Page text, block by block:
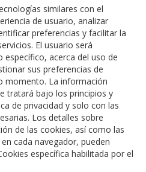
similares con el
de usuario, analizar
preferencias y facilitar la
El usuario será
acerca del uso de
sus preferencias de
momento. La información
tratará bajo los principios y
de privacidad y solo con las
Los detalles sobre
de las cookies, así como las
cada navegador, pueden
específica habilitada por el